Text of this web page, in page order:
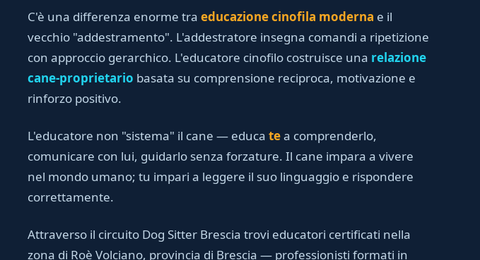
C'è una differenza enorme tra educazione cinofila moderna e il
vecchio "addestramento". L'addestratore insegna comandi a ripetizione
con approccio gerarchico. L'educatore cinofilo costruisce una relazione
cane-proprietario basata su comprensione reciproca, motivazione e
rinforzo positivo.
L'educatore non "sistema" il cane — educa tea comprenderlo,
comunicare con lui, guidarlo senza forzature. Il cane impara a vivere
nel mondo umano; tu impari a leggere il suo linguaggio e rispondere
correttamente.
Attraverso il circuito Dog Sitter Brescia trovi educatori certificati nella
zona di Roè Volciano, provincia di Brescia — professionisti formati in